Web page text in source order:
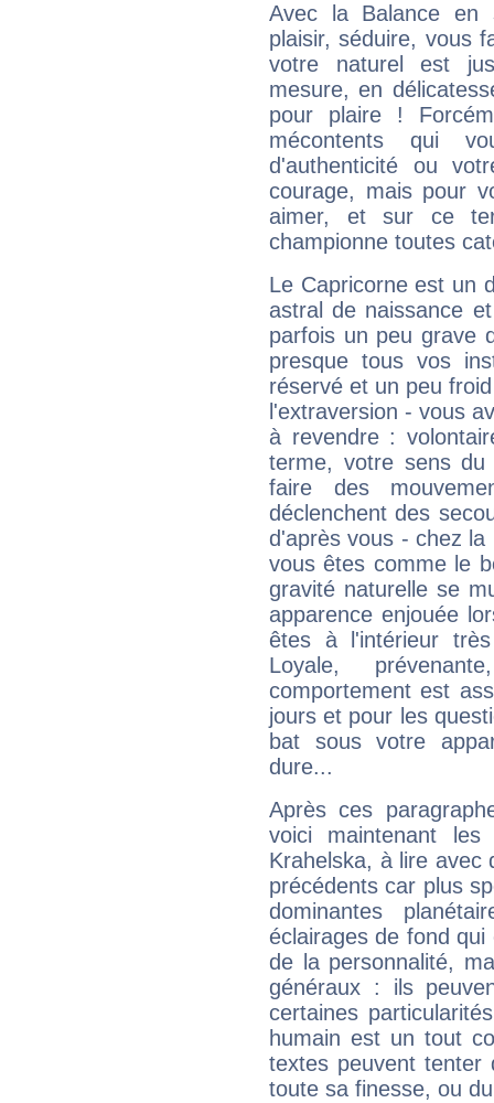
Avec la Balance en
plaisir, séduire, vous
votre naturel est
mesure, en
pour plaire !
mécontents qui
d'authenticité ou
courage, mais pour
aimer, et sur ce
championne toutes
Le Capricorne est un
astral de naissance
parfois un peu grave
presque tous vos
réservé et un peu
l'extraversion - vous
à revendre :
terme, votre sens
faire des
déclenchent des
d'après vous - chez
vous êtes comme le
gravité naturelle se
apparence enjouée
êtes à l'intérieur
Loyale,
comportement est
jours et pour les
bat sous votre
dure...
Après ces
voici maintenant
Krahelska, à lire avec
précédents car plus
dominantes
éclairages de fond
de la personnalité,
généraux : ils
certaines
humain est un tout
textes peuvent tenter
toute sa finesse, ou